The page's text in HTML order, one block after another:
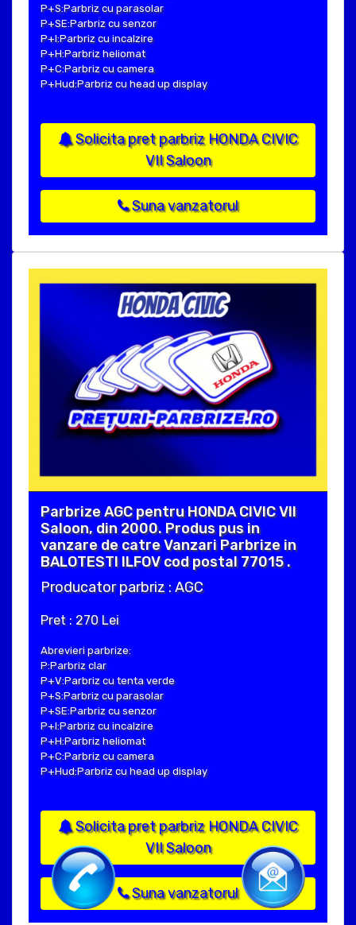
P+S:Parbriz cu parasolar
P+SE:Parbriz cu senzor
P+I:Parbriz cu incalzire
P+H:Parbriz heliomat
P+C:Parbriz cu camera
P+Hud:Parbriz cu head up display
Solicita pret parbriz HONDA CIVIC
VII Saloon
Suna vanzatorul
Parbrize AGC pentru HONDA CIVIC VII
Saloon, din 2000. Produs pus in
vanzare de catre Vanzari Parbrize in
BALOTESTI ILFOV cod postal 77015 .
Producator parbriz : AGC
Pret : 270 Lei
Abrevieri parbrize:
P:Parbriz clar
P+V:Parbriz cu tenta verde
P+S:Parbriz cu parasolar
P+SE:Parbriz cu senzor
P+I:Parbriz cu incalzire
P+H:Parbriz heliomat
P+C:Parbriz cu camera
P+Hud:Parbriz cu head up display
Solicita pret parbriz HONDA CIVIC
VII Saloon
Suna vanzatorul